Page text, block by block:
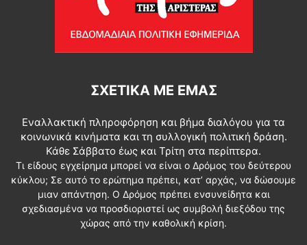
ΣΧΕΤΙΚΆ ΜΕ ΕΜΆΣ
Εναλλακτική πληροφόρηση και βήμα διαλόγου για τα
κοινωνικά κινήματα και τη συλλογική πολιτική δράση.
Κάθε Σάββατο έως και Τρίτη στα περίπτερα.
Τι είδους εγχείρημα μπορεί να είναι ο Δρόμος του δεύτερου
κύκλου; Σε αυτό το ερώτημα πρέπει, κατ’ αρχάς, να δώσουμε
μιαν απάντηση. Ο Δρόμος πρέπει ενσυνείδητα και
σχεδιασμένα να προσδιοριστεί ως συμβολή διεξόδου της
χώρας από την καθολική κρίση.